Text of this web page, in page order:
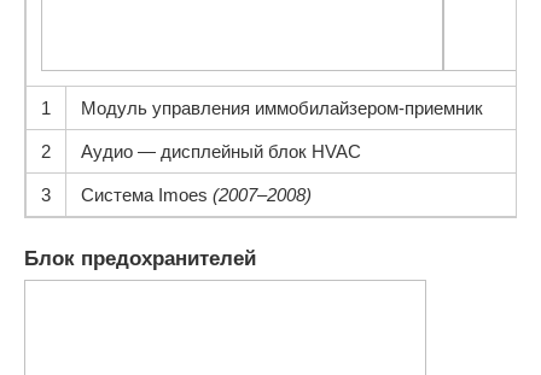
1 Модуль управления иммобилайзером-приемник
2 Аудио — дисплейный блок HVAC
3 Система Imoes (2007–2008)
Блок предохранителей